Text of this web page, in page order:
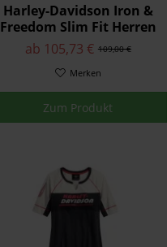
Harley-Davidson Iron &
Freedom Slim Fit Herren
Hemd 96001-19VM
109,00 €
ab 105,73 €
Merken
Zum Produkt